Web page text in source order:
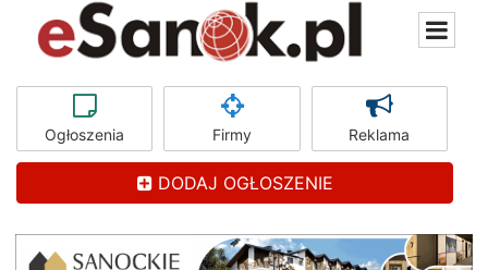
Ogłoszenia Firmy Reklama
DODAJ OGŁOSZENIE